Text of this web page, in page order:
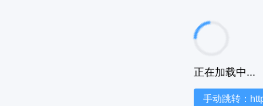
正在加载中...
手动跳转：